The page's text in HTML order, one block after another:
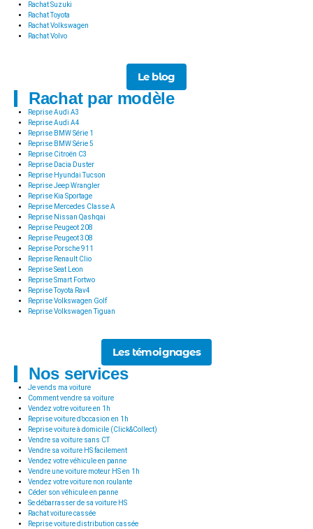
Rachat Suzuki
Rachat Toyota
Rachat Volkswagen
Rachat Volvo
Le blog
Rachat par modèle
Reprise Audi A3
Reprise Audi A4
Reprise BMW Série 1
Reprise BMW Série 5
Reprise Citroën C3
Reprise Dacia Duster
Reprise Hyundai Tucson
Reprise Jeep Wrangler
Reprise Kia Sportage
Reprise Mercedes Classe A
Reprise Nissan Qashqai
Reprise Peugeot 208
Reprise Peugeot 308
Reprise Porsche 911
Reprise Renault Clio
Reprise Seat Leon
Reprise Smart Fortwo
Reprise Toyota Rav4
Reprise Volkswagen Golf
Reprise Volkswagen Tiguan
Les témoignages
Nos services
Je vends ma voiture
Comment vendre sa voiture
Vendez votre voiture en 1h
Reprise voiture d’occasion en 1h
Reprise voiture à domicile (Click&Collect)
Vendre sa voiture sans CT
Vendre sa voiture HS facilement
Vendez votre véhicule en panne
Vendre une voiture moteur HS en 1h
Vendez votre voiture non roulante
Céder son véhicule en panne
Se débarrasser de sa voiture HS
Rachat voiture cassée
Reprise voiture distribution cassée